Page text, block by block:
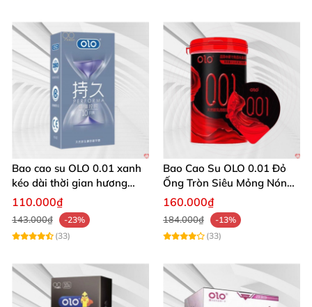
Bao cao su OLO 0.01 xanh
kéo dài thời gian hương
vani mượt mà 10 cái
110.000₫
143.000₫
-23%
(33)
Bao Cao Su OLO 0.01 Đỏ
Ống Tròn Siêu Mỏng Nóng
Ấm 10 Cái
160.000₫
184.000₫
-13%
(33)